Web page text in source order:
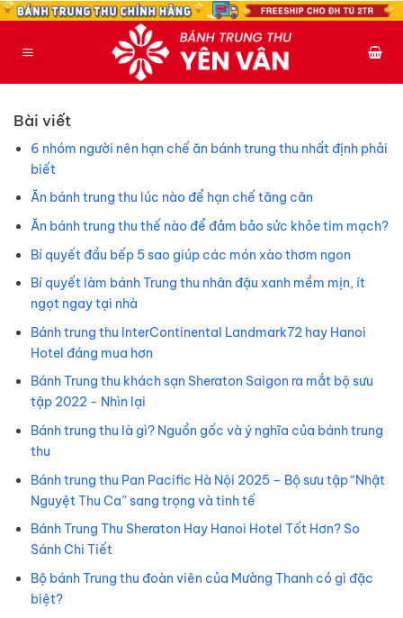
Bỏ
Bài viết
6 nhóm người nên hạn chế ăn bánh trung thu nhất định phải
biết
Ăn bánh trung thu lúc nào để hạn chế tăng cân
Ăn bánh trung thu thế nào để đảm bảo sức khỏe tim mạch?
Bí quyết đầu bếp 5 sao giúp các món xào thơm ngon
Bí quyết làm bánh Trung thu nhân đậu xanh mềm mịn, ít
ngọt ngay tại nhà
Bánh trung thu InterContinental Landmark72 hay Hanoi
Hotel đáng mua hơn
Bánh Trung thu khách sạn Sheraton Saigon ra mắt bộ sưu
tập 2022 - Nhìn lại
Bánh trung thu là gì? Nguồn gốc và ý nghĩa của bánh trung
thu
Bánh trung thu Pan Pacific Hà Nội 2025 – Bộ sưu tập “Nhật
Nguyệt Thu Ca” sang trọng và tinh tế
Bánh Trung Thu Sheraton Hay Hanoi Hotel Tốt Hơn? So
Sánh Chi Tiết
Bộ bánh Trung thu đoàn viên của Mường Thanh có gì đặc
biệt?